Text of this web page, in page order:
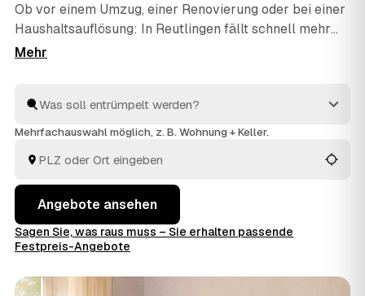
Ob vor einem Umzug, einer Renovierung oder bei einer
Haushaltsauflösung: In Reutlingen fällt schnell mehr
Hausrat an, als man allein wegbekommt. Über AWL
Angebote von geprüften Betrieben rund um Reutlingen
bisTübingenundBöblingen. So finden Sie ohne langes
im Voraus raten.
Mehrfachauswahl möglich, z. B. Wohnung + Keller.
Angebote ansehen
Sagen Sie, was raus muss – Sie erhalten passende
Festpreis-Angebote